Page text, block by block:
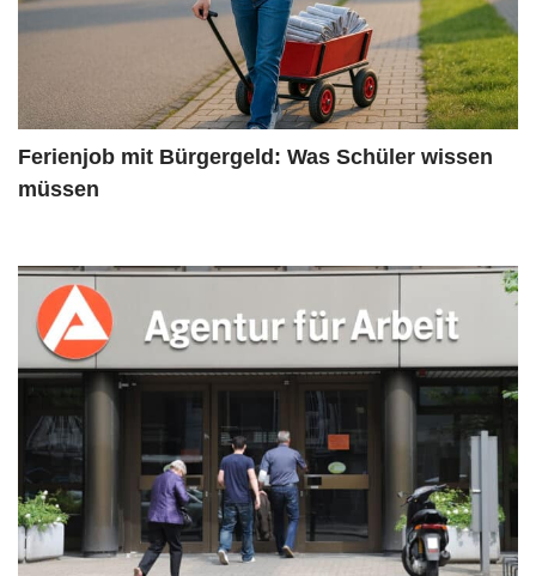
Ferienjob mit Bürgergeld: Was Schüler wissen
müssen